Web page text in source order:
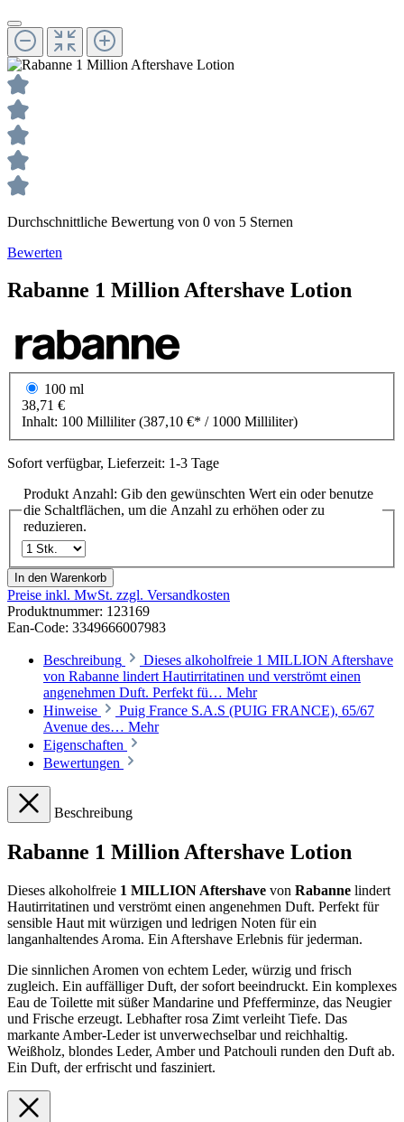
Durchschnittliche Bewertung von 0 von 5 Sternen
Bewerten
Rabanne 1 MillionAftershave Lotion
100 ml
38,71 €
Inhalt: 100 Milliliter(387,10 €* / 1000 Milliliter)
Sofort verfügbar, Lieferzeit: 1-3 Tage
Produkt Anzahl: Gib den gewünschten Wert ein oder benutze
die Schaltflächen, um die Anzahl zu erhöhen oder zu
reduzieren.
In den Warenkorb
Preise inkl. MwSt. zzgl. Versandkosten
Produktnummer: 123169
Ean-Code: 3349666007983
Beschreibung
Dieses alkoholfreie 1 MILLION Aftershave
von Rabanne lindert Hautirritatinen und verströmt einen
angenehmen Duft. Perfekt fü… Mehr
Hinweise
Puig France S.A.S (PUIG FRANCE), 65/67
Avenue des… Mehr
Eigenschaften
Bewertungen
Beschreibung
Rabanne 1 Million Aftershave Lotion
Dieses alkoholfreie 1 MILLION Aftershave von Rabanne lindert
Hautirritatinen und verströmt einen angenehmen Duft. Perfekt für
sensible Haut mit würzigen und ledrigen Noten für ein
langanhaltendes Aroma. Ein Aftershave Erlebnis für jederman.
Die sinnlichen Aromen von echtem Leder, würzig und frisch
zugleich. Ein auffälliger Duft, der sofort beeindruckt. Ein komplexes
Eau de Toilette mit süßer Mandarine und Pfefferminze, das Neugier
und Frische erzeugt. Lebhafter rosa Zimt verleiht Tiefe. Das
markante Amber-Leder ist unverwechselbar und reichhaltig.
Weißholz, blondes Leder, Amber und Patchouli runden den Duft ab.
Ein Duft, der erfrischt und fasziniert.